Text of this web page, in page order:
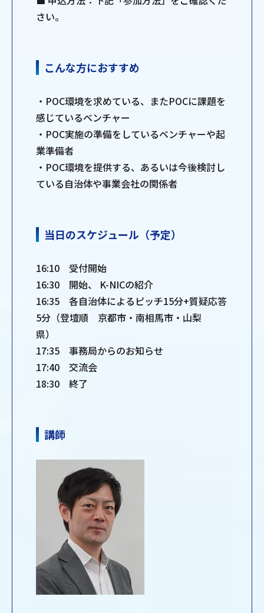
さい。
こんな方におすすめ
・POC環境を求めている、またPOCに課題を
感じているベンチャー
・POC実施の準備をしているベンチャーや起
業準備者
・POC環境を提供する、あるいは今後検討し
ている自治体や事業会社の関係者
当日のスケジュール（予定）
16:10 受付開始
16:30 開始、 K-NICの紹介
16:35 各自治体によるピッチ15分+質疑応答
5分（登壇順 京都市・南相馬市・山梨
県）
17:35 事務局からのお知らせ
17:40 交流会
18:30 終了
講師